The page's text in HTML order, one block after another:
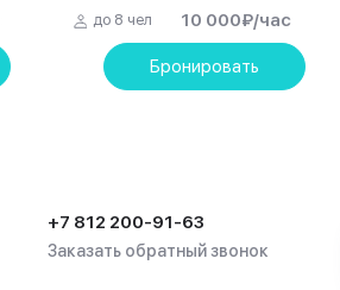
до 8 чел 10 000₽/час
Бронировать
+7 812 200-91-63
Заказать обратный звонок